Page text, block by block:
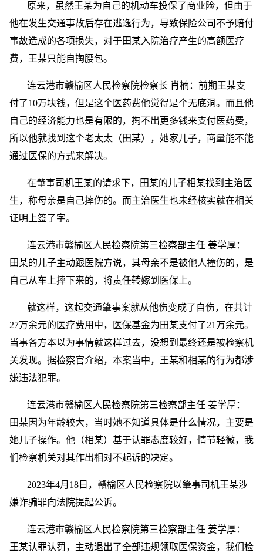
原来，虽然王某为自己的机动车投保了商业险，但由于
他在发生交通事故后存在逃逸行为，导致保险公司不予赔付
事故造成的各项损失，对于田某入院治疗产生的高额医疗
费，王某只能自掏腰包。
连云港市赣榆区人民检察院检察长 肖楠：前期王某支
付了10万块钱，但是这个医药费他觉得是个无底洞。而且他
自己的经济能力也是有限的，掏不出更多钱来支付医药费，
所以他就找到这个老太太（田某），她家儿子，商量能不能
通过医保的方式来解决。
在肇事司机王某的请求下，田某的儿子相某找到主治医
生，称母亲是自己摔伤的。而主治医生也未经核实就在相关
证明上签了字。
连云港市赣榆区人民检察院第三检察部主任 姜学厚：
田某的儿子主动跟医院方说，其母亲不是被他人撞伤的，是
自己从车上摔下来的，将责任转嫁到医保上。
就这样，这起交通肇事案就从他伤变成了自伤，在共计
27万余元的医疗费用中，医保基金为田某支付了21万余元。
当事各方本以为事情就这样过去，没想到最终还是被检察机
关发现。据检察官介绍，本案当中，王某和相某的行为都涉
嫌违法犯罪。
连云港市赣榆区人民检察院第三检察部主任 姜学厚：
田某因为年龄较大，当时她不知道具体是什么情况，主要是
她儿子操作。他（相某）基于认罪态度较好，情节轻微，我
们检察机关对其作出相对不起诉的决定。
2023年4月18日，赣榆区人民检察院以肇事司机王某涉
嫌诈骗罪向法院提起公诉。
连云港市赣榆区人民检察院第三检察部主任 姜学厚：
王某认罪认罚，主动退出了全部违规领取医保资金，我们检